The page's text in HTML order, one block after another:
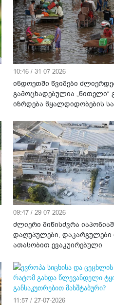
10:46 / 31-07-2026
ინდოეთში წვიმები
გამოცხადებულია „წითელი“
იზრდება წყალდიდობების
09:47 / 29-07-2026
ძლიერი მიწისძვრა
დაღუპულები, დაკარგულები
ათასობით ევაკუირებული
11:57 / 27-07-2026